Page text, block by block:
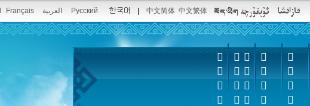
Français العربية Pусский 中文简体 中文繁体
 